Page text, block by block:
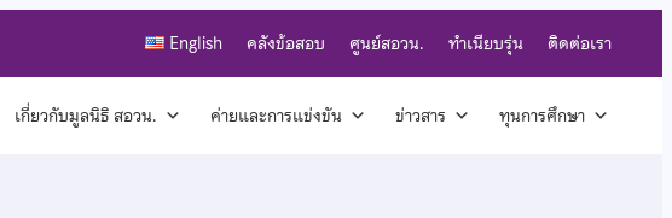
English คลังข้อสอบ ศูนย์สอวน. ทำเนียบรุ่น ติดต่อเรา
เกี่ยวกับมูลนิธิ สอวน. ค่ายและการแข่งขัน ข่าวสาร ทุนการศึกษา